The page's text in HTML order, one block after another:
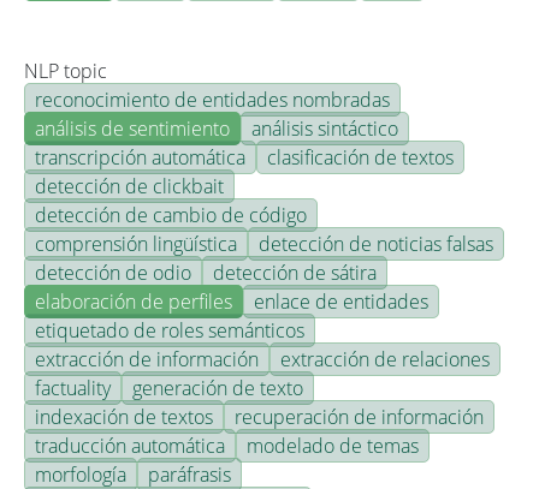
NLP topic
reconocimiento de entidades nombradas
análisis de sentimiento
análisis sintáctico
transcripción automática
clasificación de textos
detección de clickbait
detección de cambio de código
comprensión lingüística
detección de noticias falsas
detección de odio
detección de sátira
elaboración de perfiles
enlace de entidades
etiquetado de roles semánticos
extracción de información
extracción de relaciones
factuality
generación de texto
indexación de textos
recuperación de información
traducción automática
modelado de temas
morfología
paráfrasis